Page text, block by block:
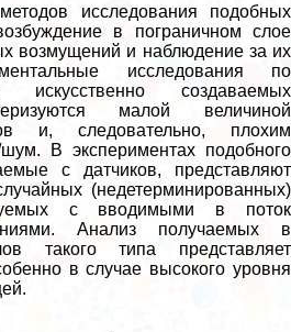
исследования подобных
в пограничном слое
возмущений и наблюдение за их
исследования по
искусственно создаваемых
малой величиной
и, следовательно, плохим
В экспериментах подобного
с датчиков, представляют
(недетерминированных)
с вводимыми в поток
Анализ получаемых в
такого типа представляет
в случае высокого уровня